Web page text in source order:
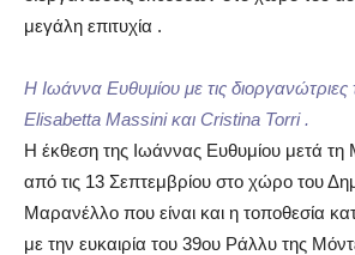
μεγάλη επιτυχία .
Η Ιωάννα Ευθυμίου με τις διοργανώτριες
Elisabetta Massini και Cristina Torri .
Η έκθεση της Ιωάννας Ευθυμίου μετά τη
από τις 13 Σεπτεμβρίου στο χώρο του
Μαρανέλλο που είναι και η τοποθεσία
με την ευκαιρία του 39ου Ράλλυ της